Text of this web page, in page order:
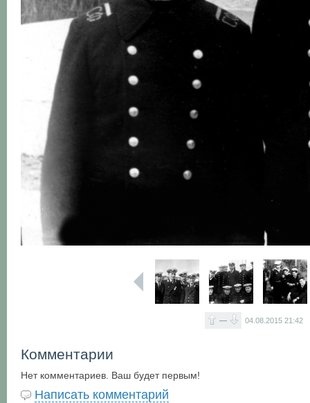
— 04.08.2015 21:42
Комментарии
Нет комментариев. Ваш будет первым!
Написать комментарий